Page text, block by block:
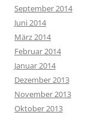
September 2014
Juni 2014
März 2014
Februar 2014
Januar 2014
Dezember 2013
November 2013
Oktober 2013